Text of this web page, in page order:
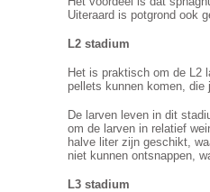
Uiteraard is potgrond ook
L2 stadium
Het is praktisch om de L2
pellets kunnen komen,
De larven leven in dit
om de larven in relatief
halve liter zijn geschikt,
niet kunnen ontsnappen,
L3 stadium